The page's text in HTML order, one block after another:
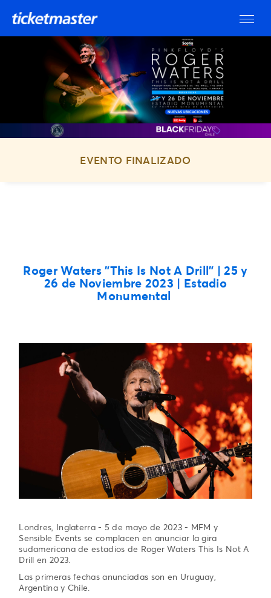
EVENTO FINALIZADO
Roger Waters "This Is Not A Drill" | 25 y
26 de Noviembre 2023 | Estadio
Monumental
Londres, Inglaterra - 5 de mayo de 2023 - MFM y
Sensible Events se complacen en anunciar la gira
sudamericana de estadios de Roger Waters This Is Not A
Drill en 2023.
Las primeras fechas anunciadas son en Uruguay,
Argentina y Chile.